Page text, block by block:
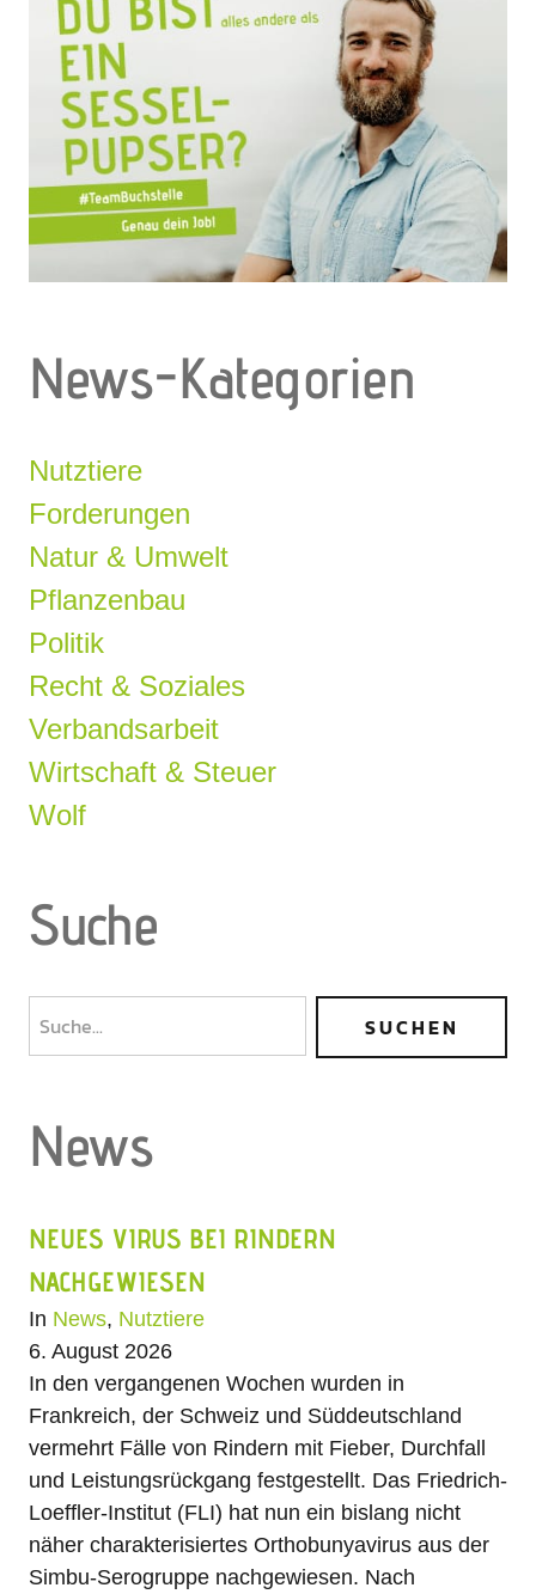
News-Kategorien
Nutztiere
Forderungen
Natur & Umwelt
Pflanzenbau
Politik
Recht & Soziales
Verbandsarbeit
Wirtschaft & Steuer
Wolf
Suche
News
NEUES VIRUS BEI RINDERN
NACHGEWIESEN
In News, Nutztiere
6. August 2026
In den vergangenen Wochen wurden in
Frankreich, der Schweiz und Süddeutschland
vermehrt Fälle von Rindern mit Fieber, Durchfall
und Leistungsrückgang festgestellt. Das Friedrich-
Loeffler-Institut (FLI) hat nun ein bislang nicht
näher charakterisiertes Orthobunyavirus aus der
Simbu-Serogruppe nachgewiesen. Nach